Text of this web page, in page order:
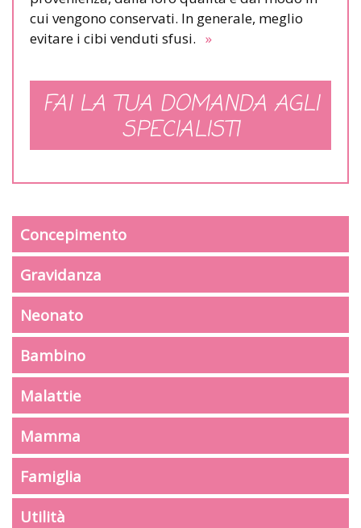
cui vengono conservati. In generale, meglio
evitare i cibi venduti sfusi. »
FAI LA TUA DOMANDA AGLI
SPECIALISTI
Concepimento
Gravidanza
Neonato
Bambino
Malattie
Mamma
Famiglia
Utilità